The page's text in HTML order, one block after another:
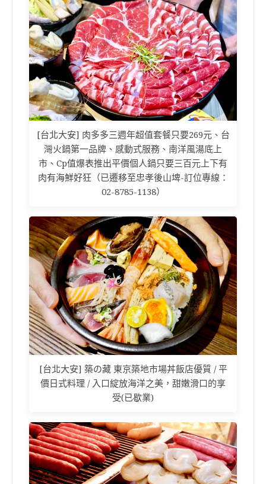
[台北大安] 肉多多三週年超值套餐只要269元、台
灣火鍋第一品牌、感動式服務、南洋風湯底上
市、Cp值爆表推出平價個人鍋只要三百元上下有
肉有海鮮好狂（已遷移至忠孝後山埤-訂位專線：
02-8785-1138）
[台北大安] 築の藏 東京築地市場丼飯店優質 / 平
價日式料理 / 入口綻放海洋之美，甜嫩滑口的享
受(已歇業)